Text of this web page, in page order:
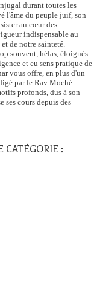
durant toutes les
l'âme du peuple juif, son
au cœur des
indispensable au
de notre sainteté.
souvent, hélas, éloignés
et eu sens pratique de
vous offre, en plus d'un
par le Rav Moché
profonds, dus à son
ses cours depuis des
CATÉGORIE :